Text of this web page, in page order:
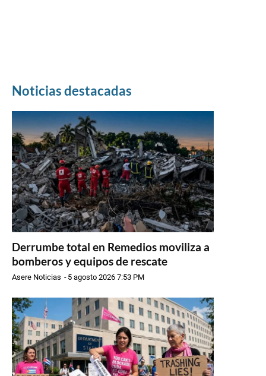
Noticias destacadas
Derrumbe total en Remedios moviliza a
bomberos y equipos de rescate
Asere Noticias - 5 agosto 2026 7:53 PM